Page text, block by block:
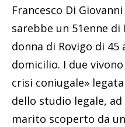
Francesco Di
sarebbe un 51enne
donna di Rovigo di
domicilio. I due
crisi coniugale»
dello studio legale,
marito scoperto da